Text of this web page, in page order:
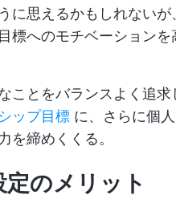
に思えるかもしれないが
標へのモチベーションを
ことをバランスよく追求
ップ目標 に、さらに個
を締めくくる。
定のメリット